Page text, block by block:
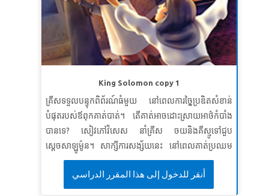
ខគម្ពីរវិសេស៖ខ្ញុំនឹងស្រឡាញ់អ្នកជិតខាងដូចខ្លួនឯង។
SuperVerse៖ «អ្ឯង​ត្រូវ​ស្រឡាញ់​ព្រះអម្ចាស់ ជា​ព្រះ​នៃ​ឯង ឲ្យ​
អស់​អំពី​ចិត្ត អស់​អំពី​ព្រលឹង អស់​អំពី​កំឡាំង ហើយ​អស់​អំពី​
គំនិត​ឯង»។ ហើយ«ត្រូវស្រឡាញ់អ្នកជិតខាងដូចខ្លួនឯង»។
មេរៀនទី ៣​មានចិត្តល្អ និងសប្បុរស
សេចក្តីពិតវិសេស៖ខ្ញុំនឹងមានចិត្តល្អនិងសប្បុរសដល់អ្នកដទៃ។
ខគម្ពីរវិសេស៖មនុស្ស​ដែល​មាន​ចិត្ត​សន្ធា នឹង​បាន​បរិបូរ ហើយ​
អ្នក​ណា​ដែល​ស្រោច​ទឹក​ដល់​គេ នោះ​នឹង​បាន​គេ​ស្រោច​ទឹក​ដល់​
King Solomon copy 1
គ្រីសទទួលបន្ទុកពិព័រណ៍ធំមួយ នៅពេលការច្នៃប្រឌិតសំខាន់
បំផុតរបស់ឪពុកគាត់បាត់។ តើគាត់អាចដោះស្រាយអាថ៌កំបាំង
បានទេ? សៀវភៅវិសេស នាំគ្រីស ចយនិងគីស្មូទៅជួប
ស្តេចសាឡូម៉ូន។ សាក្សីការសង្ស័យនេះ នៅពេលគាត់ប្រឈម
មុខនឹងទុក្ខលំបាក: តើស្ត្រីណាជាម្តាយពិតរបស់ទារក? ស្វែង
យល់ពីវិធីដ៏គួរឱ្យភ្ញាក់ផ្អើល ដែលសាឡូម៉ូនមិនស្គាល់ការពិត។
កូនៗ ដឹងថាប្រាជ្ញាពិតមកពីព្រះ។ * ត្រូវប្រាកដថាបានមើល
أنقر للدخول إلى هذا المقرر الدراسي